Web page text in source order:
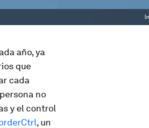
año, ya
que
cada
no
y el control
, un